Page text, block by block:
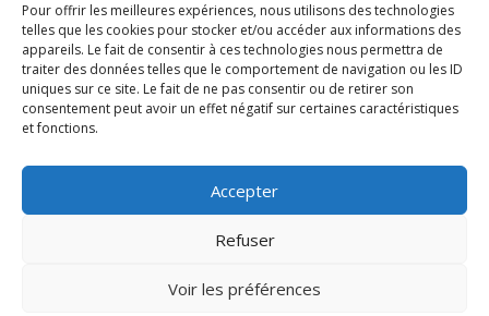
Pour offrir les meilleures expériences, nous utilisons des technologies
telles que les cookies pour stocker et/ou accéder aux informations des
appareils. Le fait de consentir à ces technologies nous permettra de
traiter des données telles que le comportement de navigation ou les ID
uniques sur ce site. Le fait de ne pas consentir ou de retirer son
consentement peut avoir un effet négatif sur certaines caractéristiques
et fonctions.
Accepter
Refuser
Voir les préférences